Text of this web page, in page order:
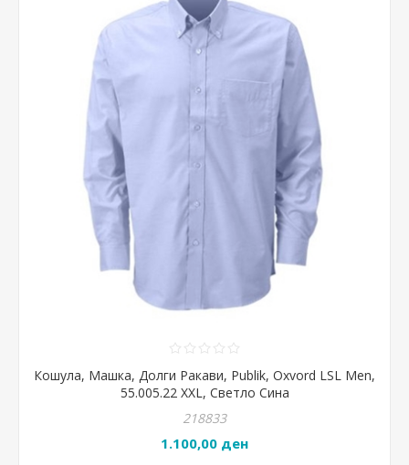
Кошула, Машка, Долги Ракави, Publik, Oxvord LSL Men,
55.005.22 XXL, Светло Сина
218833
1.100,00 ден